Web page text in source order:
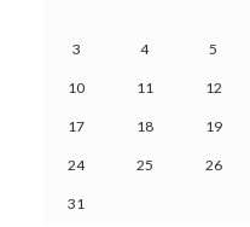
3 4 5
10 11 12
17 18 19
24 25 26
31